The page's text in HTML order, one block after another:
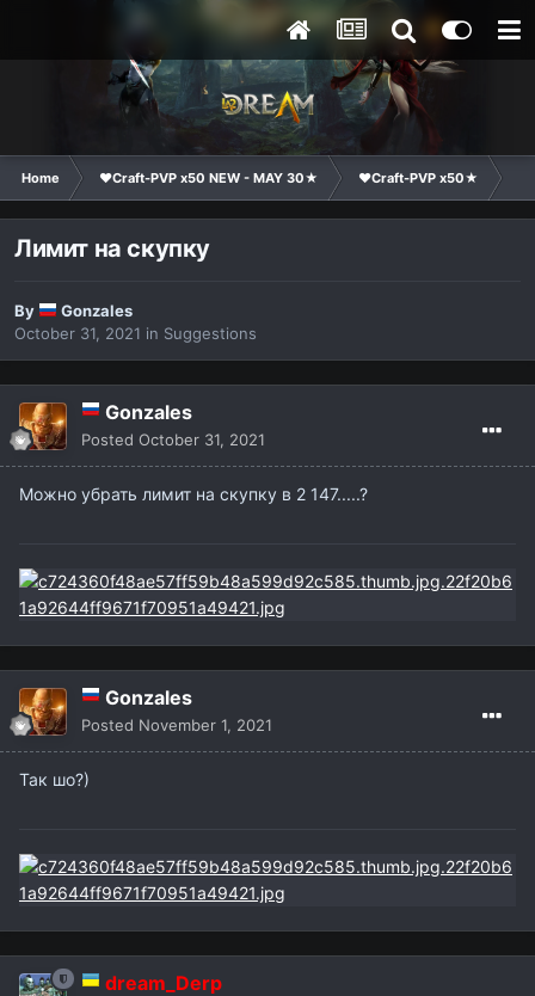
Home ❤Craft-PVP x50 NEW - MAY 30★ ❤Craft-PVP x50★
Лимит на скупку
By
Gonzales
October 31, 2021 in Suggestions
Gonzales
Posted October 31, 2021
Можно убрать лимит на скупку в 2 147.....?
Gonzales
Posted November 1, 2021
Так шо?)
dream_Derp